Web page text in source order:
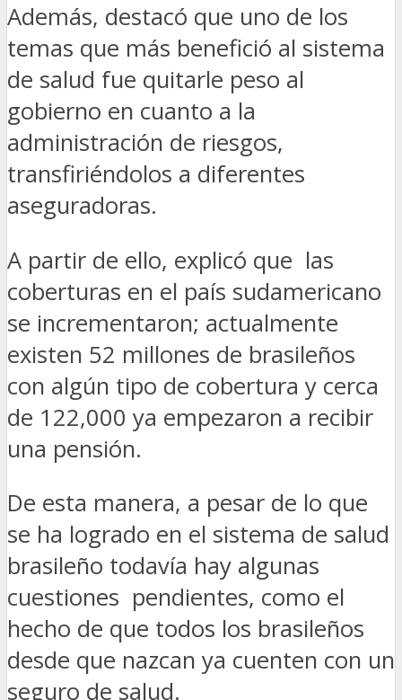
Además, destacó que uno de los
temas que más benefició al sistema
de salud fue quitarle peso al
gobierno en cuanto a la
administración de riesgos,
transfiriéndolos a diferentes
aseguradoras.
A partir de ello, explicó que las
coberturas en el país sudamericano
se incrementaron; actualmente
existen 52 millones de brasileños
con algún tipo de cobertura y cerca
de 122,000 ya empezaron a recibir
una pensión.
De esta manera, a pesar de lo que
se ha logrado en el sistema de salud
brasileño todavía hay algunas
cuestiones pendientes, como el
hecho de que todos los brasileños
desde que nazcan ya cuenten con un
seguro de salud.